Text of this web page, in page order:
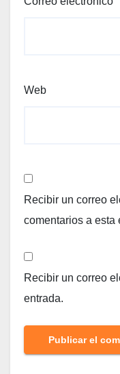
Web
Recibir un correo
comentarios a esta
Recibir un correo
entrada.